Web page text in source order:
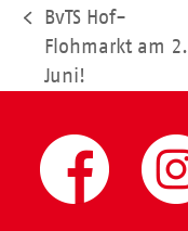
vorheriger
Beitrag:
BvTS Hof-
Flohmarkt am 2.
Juni!